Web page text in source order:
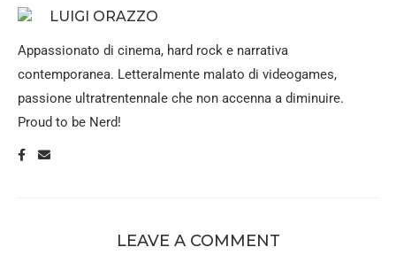
LUIGI ORAZZO
Appassionato di cinema, hard rock e narrativa
contemporanea. Letteralmente malato di videogames,
passione ultratrentennale che non accenna a diminuire.
Proud to be Nerd!
LEAVE A COMMENT